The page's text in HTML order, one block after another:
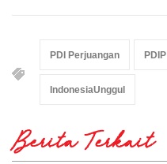
PDI Perjuangan PDIP
IndonesiaUnggul
Berita Terkait